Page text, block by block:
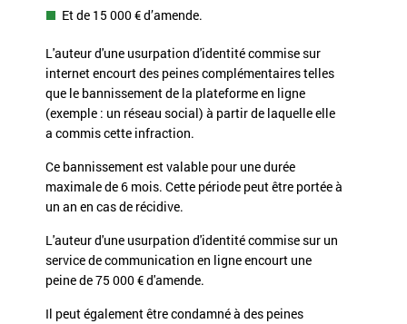
Et de 15 000 €d’amende.
L'auteur d'une usurpation d'identité commise sur
internet encourt des peines complémentaires telles
que le bannissementde la plateforme en ligne
(exemple : un réseau social) à partir de laquelle elle
a commis cette infraction.
Ce bannissement est valable pour une durée
maximale de 6 mois. Cette période peut être portée à
un an en cas de récidive.
L'auteur d'une usurpation d'identité commise sur un
service de communication en ligne encourt une
peine de 75 000 € d'amende.
Il peut également être condamné à des peines